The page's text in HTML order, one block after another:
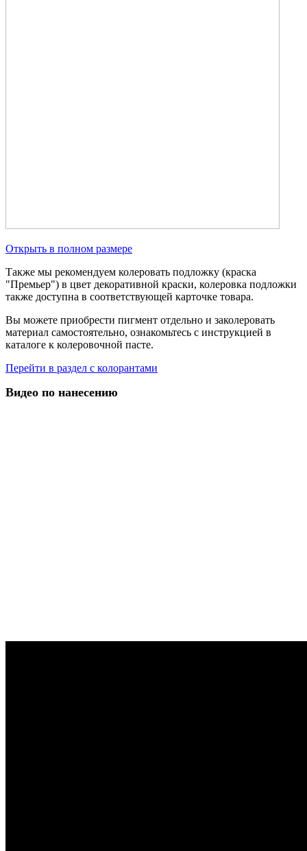
Открыть в полном размере
Также мы рекомендуем колеровать подложку (краска
"Премьер") в цвет декоративной краски, колеровка подложки
также доступна в соответствующей карточке товара.
Вы можете приобрести пигмент отдельно и заколеровать
материал самостоятельно, ознакомьтесь с инструкцией в
каталоге к колеровочной пасте.
Перейти в раздел с колорантами
Видео по нанесению